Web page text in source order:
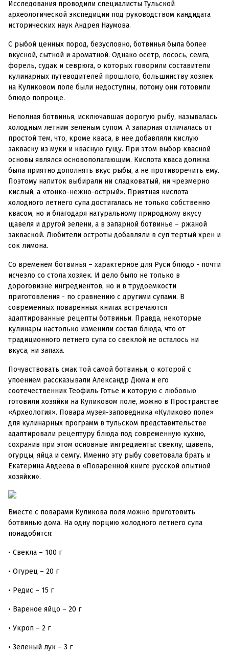
Исследования проводили специалисты Тульской
археологической экспедиции под руководством кандидата
исторических наук Андрея Наумова.
С рыбой ценных пород, безусловно, ботвинья была более
вкусной, сытной и ароматной. Однако осетр, лосось, семга,
форель, судак и севрюга, о которых говорили составители
кулинарных путеводителей прошлого, большинству хозяек
на Куликовом поле были недоступны, потому они готовили
блюдо попроще.
Неполная ботвинья, исключавшая дорогую рыбу, называлась
холодным летним зеленым супом. А запарная отличалась от
простой тем, что, кроме кваса, в нее добавляли кислую
закваску из муки и квасную гущу. При этом выбор квасной
основы являлся основополагающим. Кислота кваса должна
была приятно дополнять вкус рыбы, а не противоречить ему.
Поэтому напиток выбирали ни сладковатый, ни чрезмерно
кислый, а «тонко-нежно-острый». Приятная кислота
холодного летнего супа достигалась не только собственно
квасом, но и благодаря натуральному природному вкусу
щавеля и другой зелени, а в запарной ботвинье – ржаной
закваской. Любители остроты добавляли в суп тертый хрен и
сок лимона.
Со временем ботвинья – характерное для Руси блюдо - почти
исчезло со стола хозяек. И дело было не только в
дороговизне ингредиентов, но и в трудоемкости
приготовления - по сравнению с другими супами. В
современных поваренных книгах встречаются
адаптированные рецепты ботвиньи. Правда, некоторые
кулинары настолько изменили состав блюда, что от
традиционного летнего супа со свеклой не осталось ни
вкуса, ни запаха.
Почувствовать смак той самой ботвиньи, о которой с
упоением рассказывали Александр Дюма и его
соотечественник Теофиль Готье и которую с любовью
готовили хозяйки на Куликовом поле, можно в Пространстве
«Археология». Повара музея-заповедника «Куликово поле»
для кулинарных программ в тульском представительстве
адаптировали рецептуру блюда под современную кухню,
сохранив при этом основные ингредиенты: свеклу, щавель,
огурцы, яйца и семгу. Именно эту рыбу советовала брать и
Екатерина Авдеева в «Поваренной книге русской опытной
хозяйки».
Вместе с поварами Куликова поля можно приготовить
ботвинью дома. На одну порцию холодного летнего супа
понадобится:
• Свекла – 100 г
• Огурец – 20 г
• Редис – 15 г
• Вареное яйцо – 20 г
• Укроп – 2 г
• Зеленый лук – 3 г